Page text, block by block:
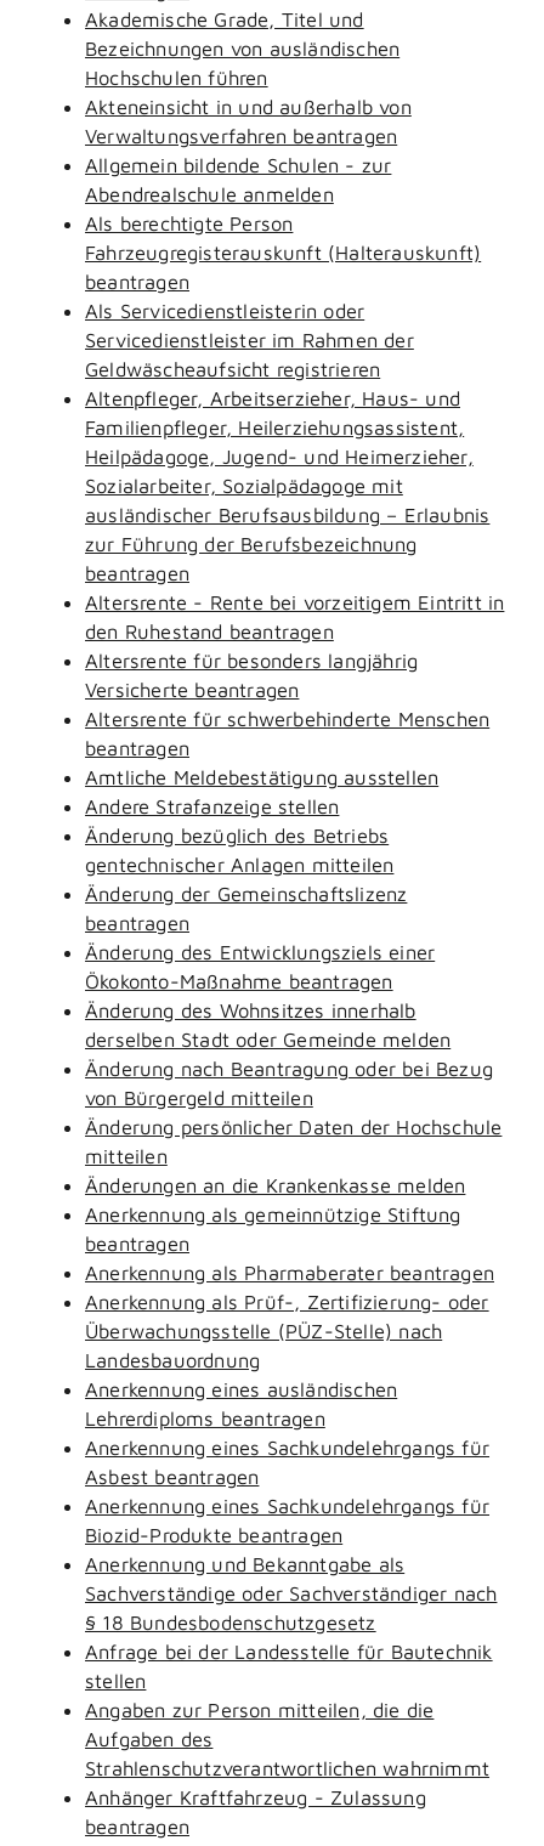
Akademische Grade, Titel und
Bezeichnungen von ausländischen
Hochschulen führen
Akteneinsicht in und außerhalb von
Verwaltungsverfahren beantragen
Allgemein bildende Schulen - zur
Abendrealschule anmelden
Als berechtigte Person
Fahrzeugregisterauskunft (Halterauskunft)
beantragen
Als Servicedienstleisterin oder
Servicedienstleister im Rahmen der
Geldwäscheaufsicht registrieren
Altenpfleger, Arbeitserzieher, Haus- und
Familienpfleger, Heilerziehungsassistent,
Heilpädagoge, Jugend- und Heimerzieher,
Sozialarbeiter, Sozialpädagoge mit
ausländischer Berufsausbildung – Erlaubnis
zur Führung der Berufsbezeichnung
beantragen
Altersrente - Rente bei vorzeitigem Eintritt in
den Ruhestand beantragen
Altersrente für besonders langjährig
Versicherte beantragen
Altersrente für schwerbehinderte Menschen
beantragen
Amtliche Meldebestätigung ausstellen
Andere Strafanzeige stellen
Änderung bezüglich des Betriebs
gentechnischer Anlagen mitteilen
Änderung der Gemeinschaftslizenz
beantragen
Änderung des Entwicklungsziels einer
Ökokonto-Maßnahme beantragen
Änderung des Wohnsitzes innerhalb
derselben Stadt oder Gemeinde melden
Änderung nach Beantragung oder bei Bezug
von Bürgergeld mitteilen
Änderung persönlicher Daten der Hochschule
mitteilen
Änderungen an die Krankenkasse melden
Anerkennung als gemeinnützige Stiftung
beantragen
Anerkennung als Pharmaberater beantragen
Anerkennung als Prüf-, Zertifizierung- oder
Überwachungsstelle (PÜZ-Stelle) nach
Landesbauordnung
Anerkennung eines ausländischen
Lehrerdiploms beantragen
Anerkennung eines Sachkundelehrgangs für
Asbest beantragen
Anerkennung eines Sachkundelehrgangs für
Biozid-Produkte beantragen
Anerkennung und Bekanntgabe als
Sachverständige oder Sachverständiger nach
§ 18 Bundesbodenschutzgesetz
Anfrage bei der Landesstelle für Bautechnik
stellen
Angaben zur Person mitteilen, die die
Aufgaben des
Strahlenschutzverantwortlichen wahrnimmt
Anhänger Kraftfahrzeug - Zulassung
beantragen